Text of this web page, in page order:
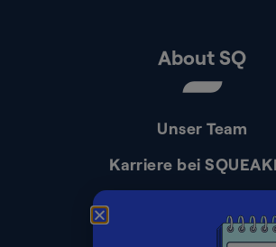
About SQ
Unser Team
Karriere bei
Presse